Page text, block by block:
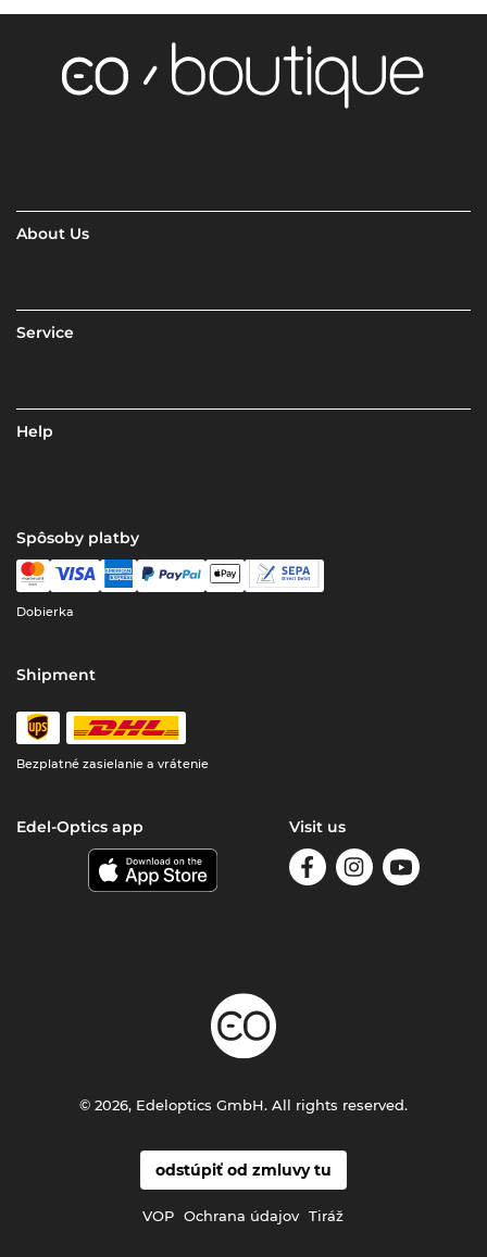
About Us
Service
Help
Spôsoby platby
Dobierka
Shipment
Bezplatné zasielanie a vrátenie
Edel-Optics app Visit us
odstúpiť od zmluvy tu
VOP Ochrana údajov Tiráž
© 2026, Edeloptics GmbH. All rights reserved.